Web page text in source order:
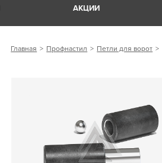
АКЦИИ
Главная Профнастил Петли для ворот